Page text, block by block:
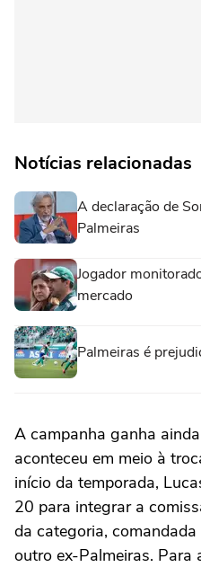
Notícias relacionadas
A declaração de
Palmeiras
Jogador
mercado
Palmeiras é
A campanha ganha
aconteceu em meio à
início da temporada,
20 para integrar a
da categoria,
outro ex-Palmeiras. Para